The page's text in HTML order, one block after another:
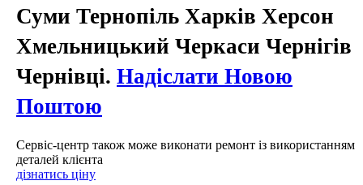
Суми Тернопіль Харків Херсон
Хмельницький Черкаси Чернігів
Чернівці. Надіслати Новою
Поштою
Сервіс-центр також може виконати ремонт із використанням
деталей клієнта
дізнатись ціну